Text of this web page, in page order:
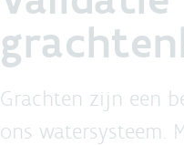
Grachten zijn een
ons watersysteem.